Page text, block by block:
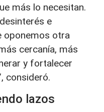
más lo necesitan.
e
oponemos otra
cercanía, más
y fortalecer
consideró.
lazos